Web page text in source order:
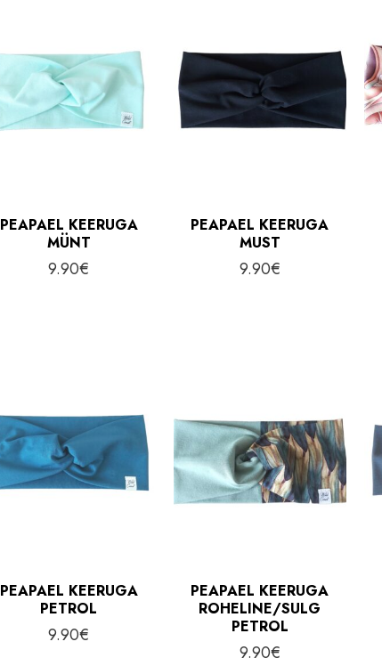
PEAPAEL KEERUGA
MÜNT
9.90€
PEAPAEL KEERUGA
MUST
9.90€
PEAPAEL KEERUGA
PETROL
9.90€
PEAPAEL KEERUGA
ROHELINE/SULG
PETROL
9.90€